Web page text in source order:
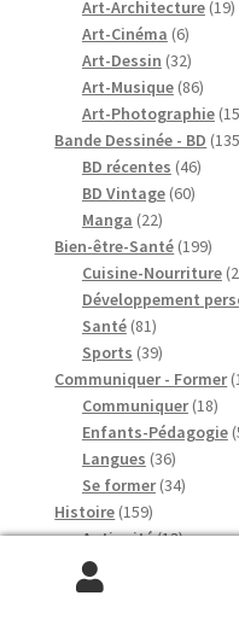
Art-Architecture 1919
Art-Cinéma 66
produits
Art-Dessin 3232
produits
Art-Musique 8686
Art-Photographie 15
Bande Dessinée - BD
BD récentes 4646
BD Vintage 6060
Manga 2222
produits
Bien-être-Santé 199199
Cuisine-Nourriture
Développement
Santé 8181
produits
Sports 3939
produits
Communiquer - Former
Communiquer 1818
Enfants-Pédagogie
Langues 3636
produits
Se former 3434
Histoire 159159
produits
Antiquité 1313
Conflits
Dynasties
Recherche
Recherche